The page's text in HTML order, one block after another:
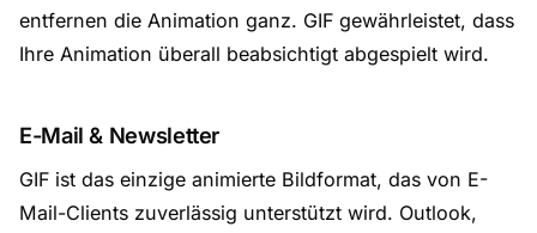
entfernen die Animation ganz. GIF gewährleistet, dass
Ihre Animation überall beabsichtigt abgespielt wird.
E-Mail & Newsletter
GIF ist das einzige animierte Bildformat, das von E-
Mail-Clients zuverlässig unterstützt wird. Outlook,